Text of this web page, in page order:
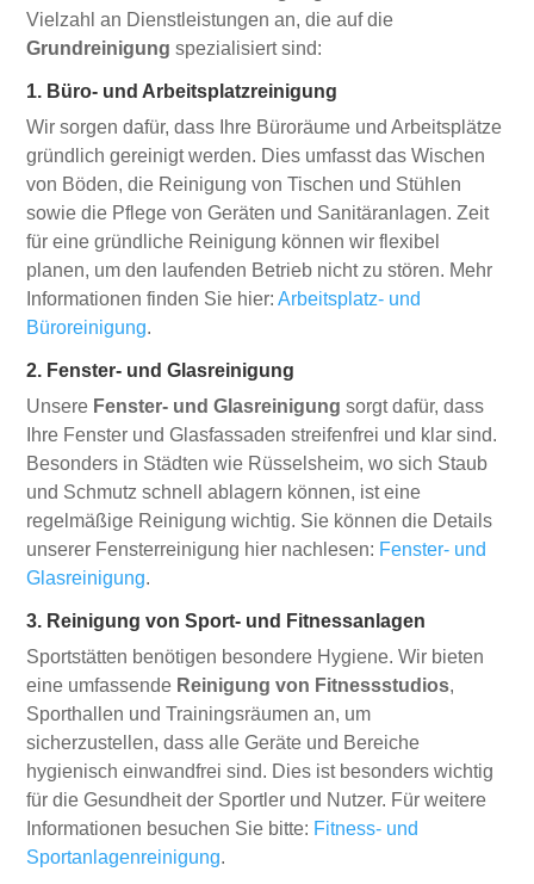
Vielzahl an Dienstleistungen an, die auf die
Grundreinigungspezialisiert sind:
1. Büro- und Arbeitsplatzreinigung
Wir sorgen dafür, dass Ihre Büroräume und Arbeitsplätze
gründlich gereinigt werden. Dies umfasst das Wischen
von Böden, die Reinigung von Tischen und Stühlen
sowie die Pflege von Geräten und Sanitäranlagen. Zeit
für eine gründliche Reinigung können wir flexibel
planen, um den laufenden Betrieb nicht zu stören. Mehr
Informationen finden Sie hier:Arbeitsplatz- und
Büroreinigung.
2. Fenster- und Glasreinigung
Unsere Fenster- und Glasreinigung sorgt dafür, dass
Ihre Fenster und Glasfassaden streifenfrei und klar sind.
Besonders in Städten wie Rüsselsheim, wo sich Staub
und Schmutz schnell ablagern können, ist eine
regelmäßige Reinigung wichtig. Sie können die Details
unserer Fensterreinigung hier nachlesen: Fenster- und
Glasreinigung.
3. Reinigung von Sport- und Fitnessanlagen
Sportstätten benötigen besondere Hygiene. Wir bieten
eine umfassende Reinigung von Fitnessstudios,
Sporthallen und Trainingsräumen an, um
sicherzustellen, dass alle Geräte und Bereiche
hygienisch einwandfrei sind. Dies ist besonders wichtig
für die Gesundheit der Sportler und Nutzer. Für weitere
Informationen besuchen Sie bitte: Fitness- und
Sportanlagenreinigung.